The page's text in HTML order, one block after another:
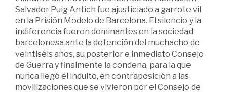
Salvador Puig Antich fue ajusticiado a garrote vil
en la Prisión Modelo de Barcelona. El silencio y la
indiferencia fueron dominantes en la sociedad
barcelonesa ante la detención del muchacho de
veintiséis años, su posterior e inmediato Consejo
de Guerra y finalmente la condena, para la que
nunca llegó el indulto, en contraposición a las
movilizaciones que se vivieron por el Consejo de